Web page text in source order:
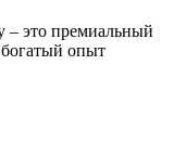
– это премиальный
опыт